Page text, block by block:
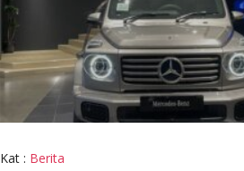
Kat : Berita